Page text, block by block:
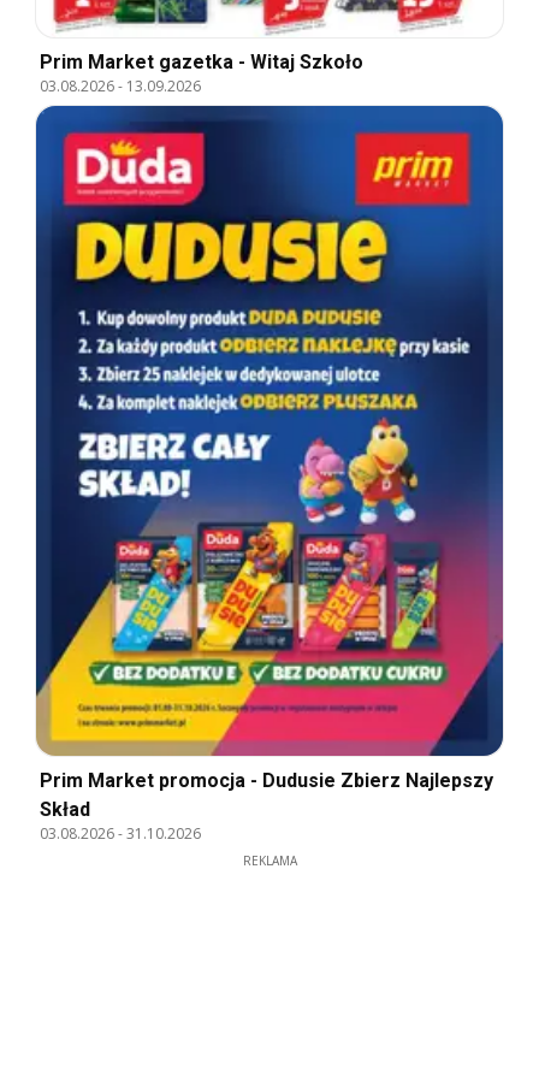
Prim Market gazetka - Witaj Szkoło
03.08.2026- 13.09.2026
Prim Market promocja - Dudusie Zbierz Najlepszy
Skład
03.08.2026-31.10.2026
REKLAMA